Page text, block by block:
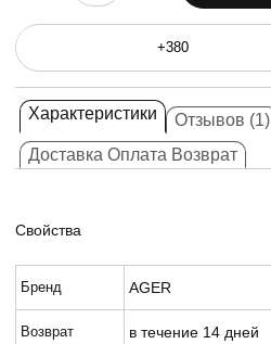
Характеристики Отзывов (1)
Доставка Оплата Возврат
Свойства
Бренд AGER
Возврат в течение 14 дней